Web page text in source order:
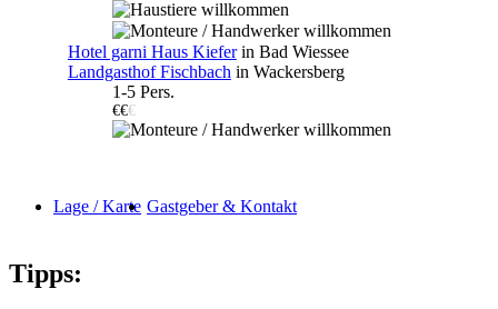
Hotel garni Haus Kieferin Bad Wiessee
Landgasthof Fischbach in Wackersberg
1-5 Pers.
€€€
Lage / Karte Gastgeber & Kontakt
Tipps: